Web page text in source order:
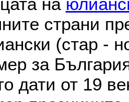
на
страни
(стар -
за
дати от 19